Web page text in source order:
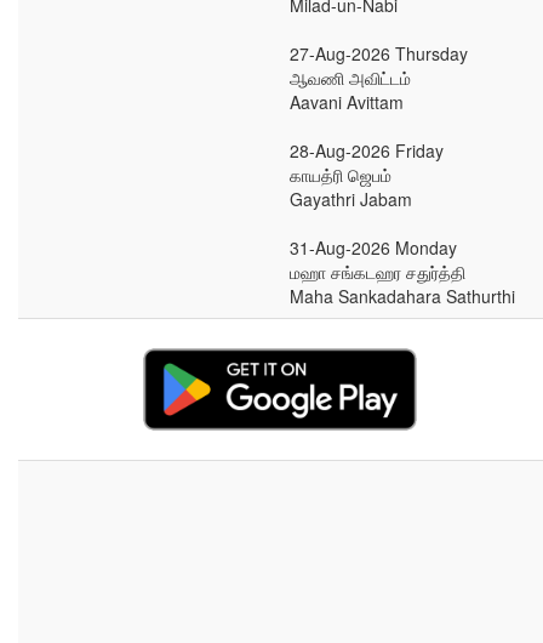
Milad-un-Nabi
27-Aug-2026 Thursday
ஆவணி அவிட்டம்
Aavani Avittam
28-Aug-2026 Friday
காயத்ரி ஜெபம்
Gayathri Jabam
31-Aug-2026 Monday
மஹா சங்கடஹர சதுர்த்தி
Maha Sankadahara Sathurthi